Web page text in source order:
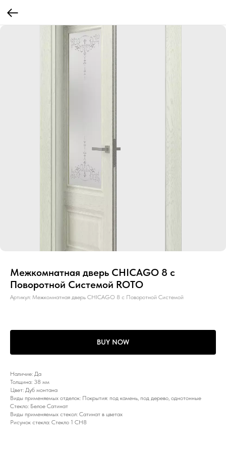
Межкомнатная дверь CHICAGO 8 с
Поворотной Системой ROTO
Артикул: Межкомнатная дверь CHICAGO 8 с Поворотной Системой
BUY NOW
Наличие: Да
Толщина: 38 мм
Цвет: Дуб монтана
Виды применяемых отделок: Покрытия: под камень, под дерево, однотонные
Стекло: Белое Сатинат
Виды применяемых стекол: Сатинат в цветах
Рисунок стекла: Стекло 1 CH8